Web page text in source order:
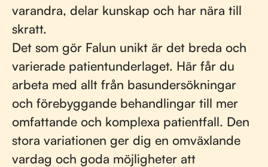
varandra, delar kunskap och har nära till
skratt.
Det som gör Falun unikt är det breda och
varierade patientunderlaget. Här får du
arbeta med allt från basundersökningar
och förebyggande behandlingar till mer
omfattande och komplexa patientfall. Den
stora variationen ger dig en omväxlande
vardag och goda möjligheter att